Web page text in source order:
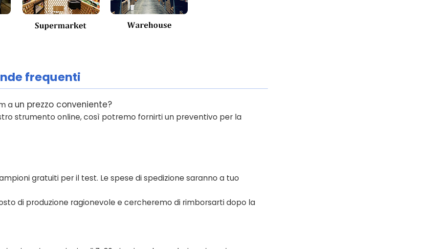
frequenti
a un prezzo conveniente?
strumento online, così potremo fornirti un preventivo per la
gratuiti per il test. Le spese di spedizione saranno a tuo
di produzione ragionevole e cercheremo di rimborsarti dopo la